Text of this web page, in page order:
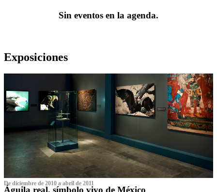
Sin eventos en la agenda.
Exposiciones
De diciembre de 2010 a abril de 2011
Águila real, símbolo vivo de México